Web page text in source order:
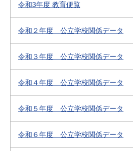
令和3年度 教育便覧
令和２年度 公立学校関係データ
令和３年度 公立学校関係データ
令和４年度 公立学校関係データ
令和５年度 公立学校関係データ
令和６年度 公立学校関係データ